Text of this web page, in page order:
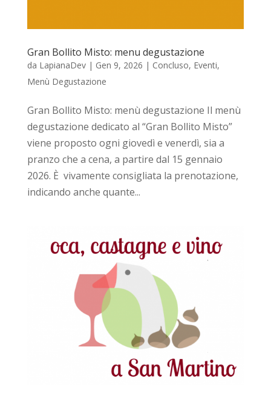
Gran Bollito Misto: menu degustazione
da LapianaDev| Gen 9, 2026 | Concluso, Eventi,
Menù Degustazione
Gran Bollito Misto: menù degustazione Il menù
degustazione dedicato al “Gran Bollito Misto”
viene proposto ogni giovedì e venerdì, sia a
pranzo che a cena, a partire dal 15 gennaio
2026. È vivamente consigliata la prenotazione,
indicando anche quante...